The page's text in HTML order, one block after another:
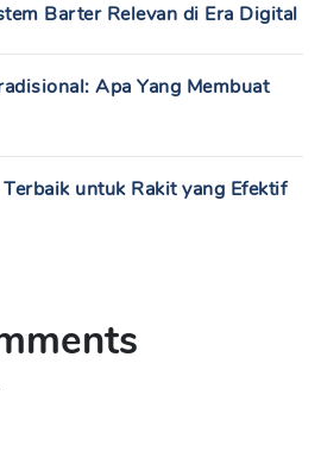
Barter Relevan di Era Digital
Apa Yang Membuat
untuk Rakit yang Efektif